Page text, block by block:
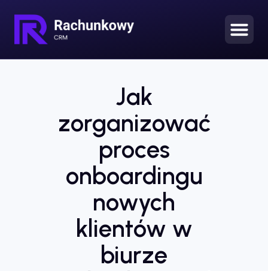
Jak
zorganizować
proces
onboardingu
nowych
klientów w
biurze